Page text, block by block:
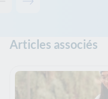
Contenu précédent - Les
Contenu suivant - Les
Articles associés